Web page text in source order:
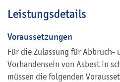
Leistungsdetails
Voraussetzungen
Für die Zulassung für Abbruch-
Vorhandensein von Asbest in
müssen die folgenden